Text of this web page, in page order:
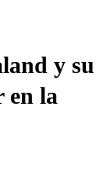
y su
en la